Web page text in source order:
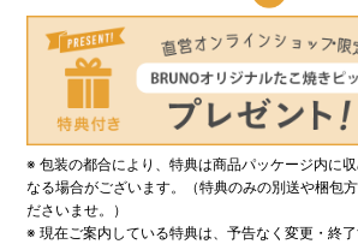
※ 包装の都合により、特典は商品パッケージ内に
なる場合がございます。（特典のみの別送や梱包
ださいませ。）
※ 現在ご案内している特典は、予告なく変更・終